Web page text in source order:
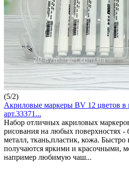
(5/2)
Акриловые маркеры BV 12 цветов в
арт.33371...
Набор отличных акриловых
рисования на любых поверхностях -
металл, ткань,пластик, кожа.
получаются яркими и красочными,
например любимую чаш...